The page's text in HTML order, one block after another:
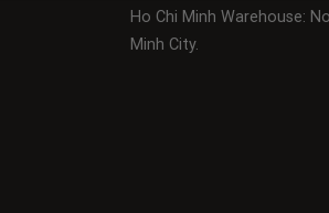
Ho Chi Minh Warehouse:
Minh City.